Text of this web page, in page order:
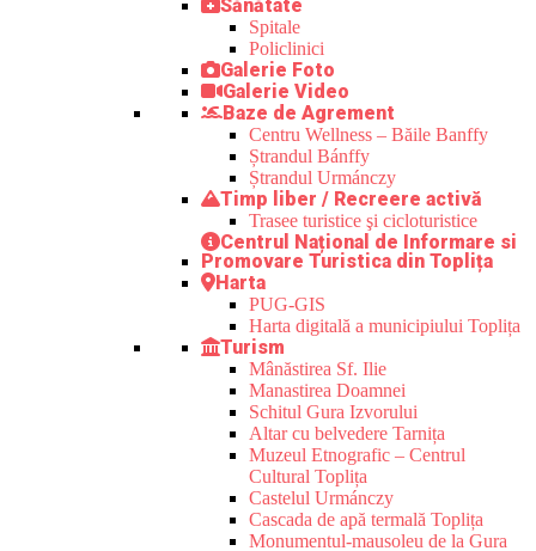
Sănătate
Spitale
Policlinici
Galerie Foto
Galerie Video
Baze de Agrement
Centru Wellness – Băile Banffy
Ștrandul Bánffy
Ștrandul Urmánczy
Timp liber / Recreere activă
Trasee turistice şi cicloturistice
Centrul Național de Informare si
Promovare Turistica din Toplița
Harta
PUG-GIS
Harta digitală a municipiului Toplița
Turism
Mânăstirea Sf. Ilie
Manastirea Doamnei
Schitul Gura Izvorului
Altar cu belvedere Tarnița
Muzeul Etnografic – Centrul
Cultural Toplița
Castelul Urmánczy
Cascada de apă termală Toplița
Monumentul-mausoleu de la Gura